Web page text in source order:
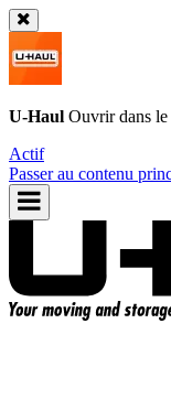
U-Haul Ouvrir dans le
Actif
Passer au contenu